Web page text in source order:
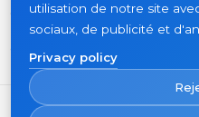
Contacts
Où acheter
utilisation de notre site
sociaux, de publicité et
Privacy policy